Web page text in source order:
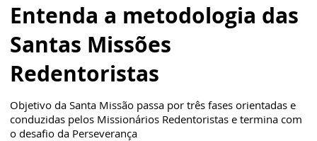
Entenda a metodologia das
Santas Missões
Redentoristas
Objetivo da Santa Missão passa por três fases orientadas e
conduzidas pelos Missionários Redentoristas e termina com
o desafio da Perseverança